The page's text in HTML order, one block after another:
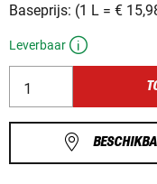
Baseprijs: (1 L = €
Leverbaar